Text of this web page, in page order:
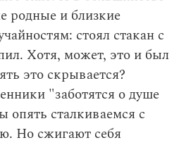
родные и близкие
стоял стакан с
Хотя, может, это и был
это скрывается?
"заботятся о душе
опять сталкиваемся с
Но сжигают себя